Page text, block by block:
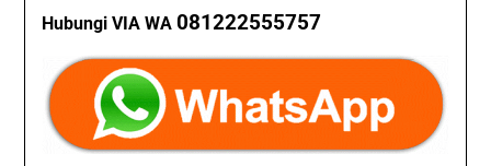
Hubungi VIA WA081222555757